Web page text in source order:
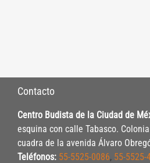
Contacto
Centro Budista de la Ciudad de
esquina con calle Tabasco.
cuadra de la avenida Álvaro
Teléfonos: 55-5525-0086, 55-5525-